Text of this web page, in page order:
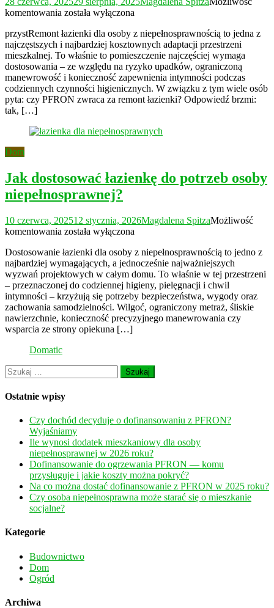
komentowania Czy
zwraca
za
remont
łazienki?
została wyłączona
przystRemont łazienki dla osoby z niepełnosprawnością to jedna z
najczęstszych i najbardziej kosztownych adaptacji przestrzeni
mieszkalnej. To właśnie to pomieszczenie najczęściej wymaga
dostosowania – ze względu na ryzyko upadków, ograniczoną
manewrowość i konieczność zapewnienia intymności podczas
codziennych czynności higienicznych. W związku z tym wiele osób
pyta: czy PFRON zwraca za remont łazienki? Odpowiedź brzmi:
tak, […]
Dom
Jak dostosować łazienkę do potrzeb osoby
niepełnosprawnej?
10 czerwca, 202512 stycznia, 2026Magdalena SpitzaMożliwość
komentowania Jak
łazienkę
do
potrzeb
osoby
niepełnosprawnej?
została wyłączona
Dostosowanie łazienki dla osoby z niepełnosprawnością to jedno z
najbardziej wymagających, a jednocześnie najważniejszych
wyzwań projektowych w całym domu. To właśnie w tej przestrzeni
– przeznaczonej do codziennej higieny, pielęgnacji i chwil
intymności – krzyżują się potrzeby bezpieczeństwa, wygody oraz
zachowania samodzielności. Wilgoć, ograniczony metraż, śliskie
nawierzchnie, konieczność precyzyjnego manewrowania czy
wsparcia ze strony opiekuna […]
Domatic
Szukaj:
Ostatnie wpisy
Czy dochód decyduje o dofinansowaniu z PFRON?
Wyjaśniamy
Ile wynosi dodatek mieszkaniowy dla osoby
niepełnosprawnej w 2026 roku?
Dofinansowanie do ogrzewania PFRON — komu
przysługuje i jakie koszty można pokryć?
Na co można dostać dofinansowanie z PFRON w 2025 roku?
Czy osoba niepełnosprawna może starać się o mieszkanie
socjalne?
Kategorie
Budownictwo
Dom
Ogród
Archiwa